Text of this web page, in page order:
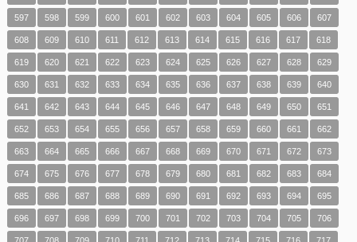
597 598 599 600 601 602 603 604 605 606 607
608 609 610 611 612 613 614 615 616 617 618
619 620 621 622 623 624 625 626 627 628 629
630 631 632 633 634 635 636 637 638 639 640
641 642 643 644 645 646 647 648 649 650 651
652 653 654 655 656 657 658 659 660 661 662
663 664 665 666 667 668 669 670 671 672 673
674 675 676 677 678 679 680 681 682 683 684
685 686 687 688 689 690 691 692 693 694 695
696 697 698 699 700 701 702 703 704 705 706